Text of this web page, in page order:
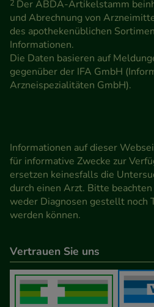
2 Der ABDA-Artikelstamm
und Abrechnung von
des apothekenüblichen
Informationen.
Die Daten basieren auf
gegenüber der IFA GmbH
Arzneispezialitäten GmbH).
Informationen auf dieser
für informative Zwecke zur
ersetzen keinesfalls die
durch einen Arzt. Bitte
weder Diagnosen gestellt noch
werden können.
Vertrauen Sie uns